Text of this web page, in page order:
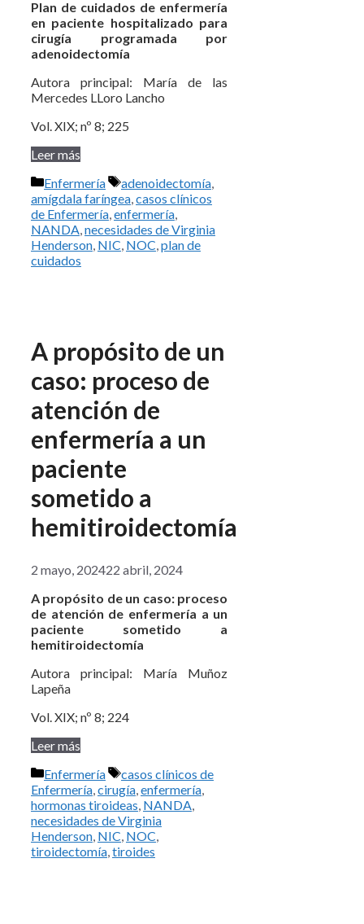
Plan de cuidados de enfermería
en paciente hospitalizado para
cirugía programada por
adenoidectomía
Autora principal: María de las
Mercedes LLoro Lancho
Vol. XIX; nº 8; 225
Leer más
Categorías
Enfermería Etiquetas
adenoidectomía
amígdala faríngea casos clínicos
de Enfermería enfermería
NANDA necesidades de Virginia
Henderson NIC NOC plan de
cuidados
A propósito de un
caso: proceso de
atención de
enfermería a un
paciente
sometido a
hemitiroidectomía
2 mayo, 202422 abril, 2024
A propósito de un caso: proceso
de atención de enfermería a un
paciente sometido a
hemitiroidectomía
Autora principal: María Muñoz
Lapeña
Vol. XIX; nº 8; 224
Leer más
Categorías
Enfermería Etiquetas
casos clínicos de
Enfermería,cirugía,enfermería,
hormonas tiroideas, NANDA,
necesidades de Virginia
Henderson, NIC, NOC,
tiroidectomía,tiroides